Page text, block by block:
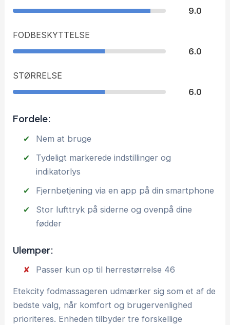
9.0
FODBESKYTTELSE
6.0
STØRRELSE
6.0
Fordele:
Nem at bruge
Tydeligt markerede indstillinger og
indikatorlys
Fjernbetjening via en app på din smartphone
Stor lufttryk på siderne og ovenpå dine
fødder
Ulemper:
Passer kun op til herrestørrelse 46
Etekcity fodmassageren udmærker sig som et af de
bedste valg, når komfort og brugervenlighed
prioriteres. Enheden tilbyder tre forskellige